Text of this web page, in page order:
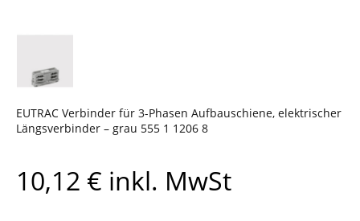
EUTRAC Verbinder für 3-Phasen Aufbauschiene, elektrischer
Längsverbinder – grau 555 1 1206 8
10,12 € inkl. MwSt